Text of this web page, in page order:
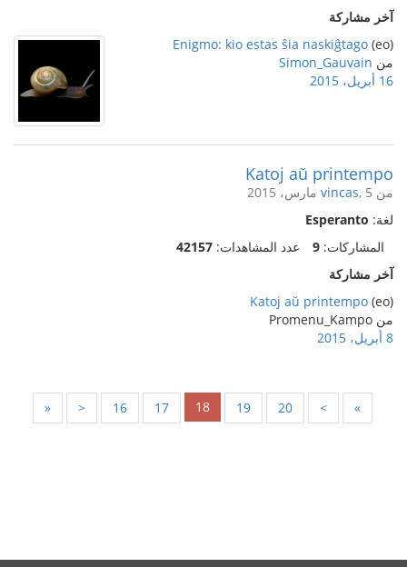
آخر مشاركة
(eo)
Enigmo: kio estas ŝia naskiĝtago
من Simon_Gauvain
16 أبريل، 2015
Katoj aŭ printempo
من vincas, 5 مارس، 2015
لغة: Esperanto
المشاركات: 9 عدد المشاهدات: 42157
آخر مشاركة
(eo)
Katoj aŭ printempo
من Promenu_Kampo
8 أبريل، 2015
« < 16 17 18 19 20 > »